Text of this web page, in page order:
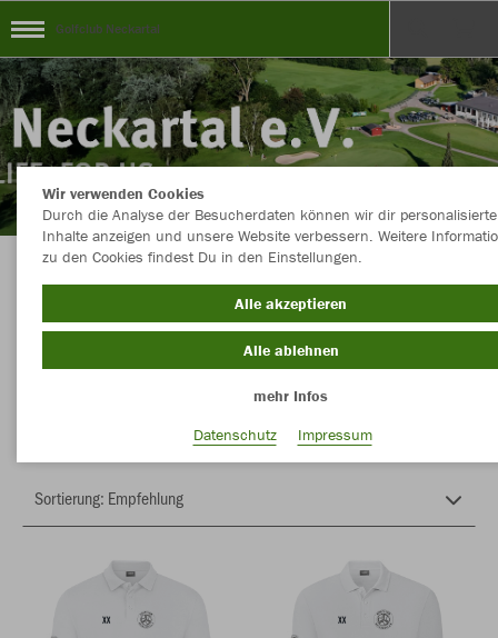
Golfclub Neckartal
Herzlich Willkommen im Teamshop Golfclub
Neckartal
Wir verwenden Cookies
Durch die Analyse der Besucherdaten können wir dir personalisierte
Inhalte anzeigen und unsere Website verbessern. Weitere
zu den Cookies findest Du in den Einstellungen.
Alle akzeptieren
Alle ablehnen
mehr Infos
Datenschutz
Impressum